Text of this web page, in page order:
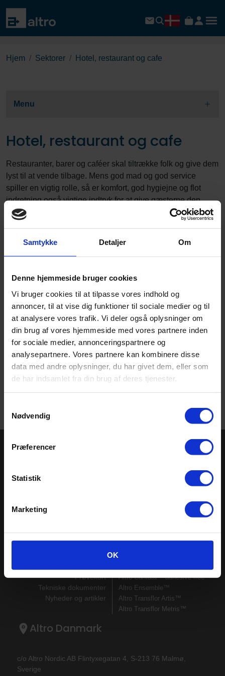
Samtykke Detaljer Om
Denne hjemmeside bruger cookies
Vi bruger cookies til at tilpasse vores indhold og
annoncer, til at vise dig funktioner til sociale medier og til
at analysere vores trafik. Vi deler også oplysninger om
din brug af vores hjemmeside med vores partnere inden
for sociale medier, annonceringspartnere og
analysepartnere. Vores partnere kan kombinere disse
data med andre oplysninger, du har givet dem, eller som
de har indsamlet fra din brug af deres tjenester.
Nødvendig
Præferencer
Statistik
Marketing
OK
Hjem Sektorer Hotel, restaurant og cafe
Menu
Hotel, restaurant og cafe
Restauranter, barer og caféer skal tiltrække folk og give dem
lyst til at vende tilbage. Mens god mad og god service
spiller en vigtig rolle, så er komfort, god hygiejne og flot
indretning også vigtige indtryk for at give gæsterne den
ultimative oplevelse.
Altro har et bredt udvalg af produkter, der passer til dine
behov.
Hold dig opdateret. Tilmeld dig vores nyhedsbrev og
Sitemap
Prøvekort
Tekniske dokumenter
Nyheder og artikler
Seneste
Altro Cantata™ adhesive‐free
Altro Ensemble™
Altro Transflor Artis™
Altro Transflor Metris™
Altro Danmark
c/o Altro Nordic AB Flintyxegatan 4, S-213 76 Malmø,
Sverige